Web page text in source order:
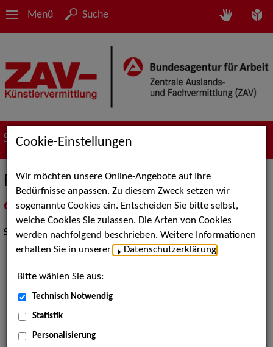
Menü Suche
Suche nach Künstler*innen
Reps Jessica
als PDF speichern
inMeine Merklistelegen
Show Acts:Tanz
Cookie-Einstellungen
Wir möchten unsere Online-Angebote auf Ihre
Bedürfnisse anpassen. Zu diesem Zweck setzen wir
sogenannte Cookies ein. Entscheiden Sie bitte selbst,
welche Cookies Sie zulassen. Die Arten von Cookies
werden nachfolgend beschrieben. Weitere Informationen
erhalten Sie in unserer
Datenschutzerklärung
Bitte wählen Sie aus:
Technisch Notwendig
Statistik
Personalisierung